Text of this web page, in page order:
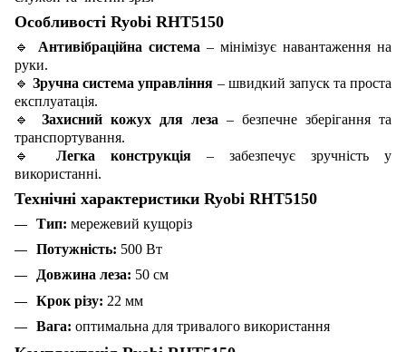
Особливості Ryobi RHT5150
🔹 Антивібраційна система – мінімізує навантаження на
руки.
🔹 Зручна система управління – швидкий запуск та проста
експлуатація.
🔹
Захисний кожух для леза – безпечне зберігання та
транспортування.
🔹
Легка конструкція – забезпечує зручність у
використанні.
Технічні характеристики Ryobi RHT5150
Тип: мережевий кущоріз
Потужність: 500 Вт
Довжина леза: 50 см
Крок різу: 22 мм
Вага: оптимальна для тривалого використання